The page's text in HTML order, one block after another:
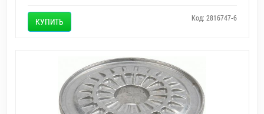
КУПИТЬ Код: 2816747-6